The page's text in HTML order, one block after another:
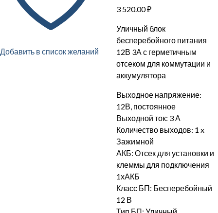
Добавить в список желаний
3 520.00₽
Уличный блок
бесперебойного питания
12В 3А с герметичным
отсеком для коммутации и
аккумулятора
Выходное напряжение:
12В, постоянное
Выходной ток: 3 А
Количество выходов: 1 x
Зажимной
АКБ: Отсек для установки и
клеммы для подключения
1хАКБ
Класс БП: Бесперебойный
12 В